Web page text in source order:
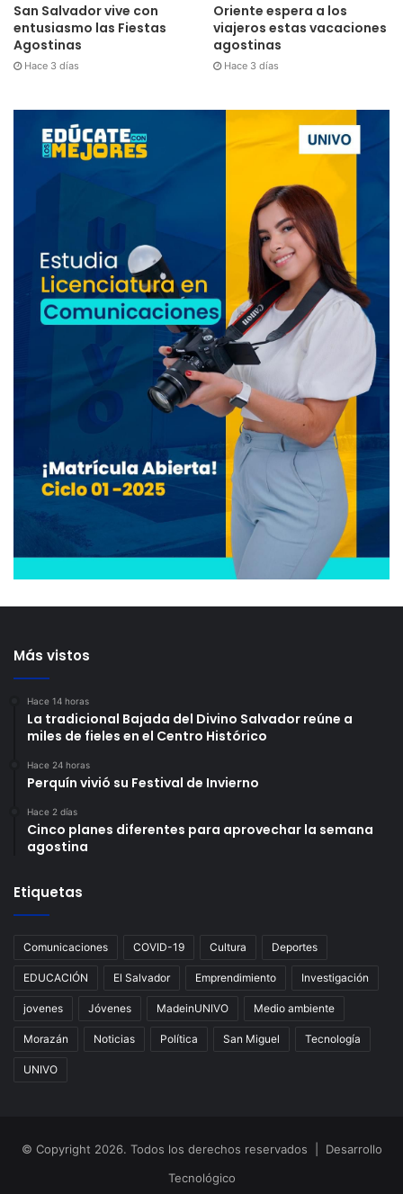
San Salvador vive con
entusiasmo las Fiestas
Agostinas
Hace 3 días
Oriente espera a los
viajeros estas vacaciones
agostinas
Hace 3 días
Más vistos
Hace 14 horas
La tradicional Bajada del Divino Salvador reúne a
miles de fieles en el Centro Histórico
Hace 24 horas
Perquín vivió su Festival de Invierno
Hace 2 días
Cinco planes diferentes para aprovechar la semana
agostina
Etiquetas
Comunicaciones COVID-19 Cultura Deportes
EDUCACIÓN El Salvador Emprendimiento Investigación
jovenes Jóvenes MadeinUNIVO Medio ambiente
Morazán Noticias Política San Miguel Tecnología
UNIVO
© Copyright 2026. Todos los derechos reservados | Desarrollo
Tecnológico